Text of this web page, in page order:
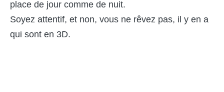
place de jour comme de nuit.
Soyez attentif, et non, vous ne rêvez pas, il y en a
qui sont en 3D.